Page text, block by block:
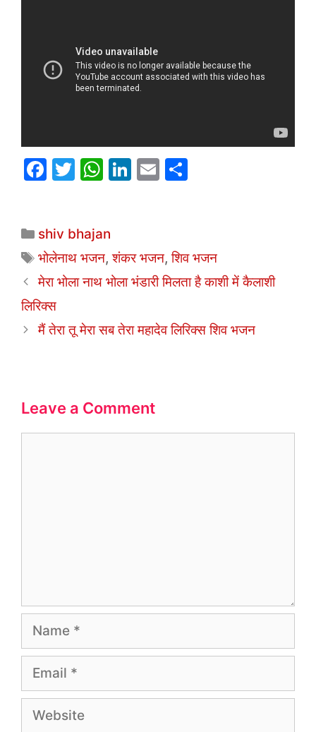
F
e
b
o
o
k
T
er
W
s
A
p
Li
dI
n
E
Categories
shiv bhajan
Tags
भोलेनाथ भजन,शंकर भजन,शिव भजन
मेरा भोला नाथ भोला भंडारी मिलता है काशी में कैलाशी
लिरिक्स
मैं तेरा तू मेरा सब तेरा महादेव लिरिक्स शिव भजन
Leave a Comment
Name
Email
Website